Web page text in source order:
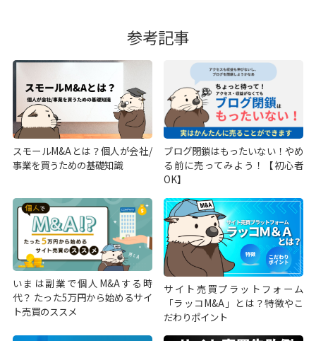
参考記事
スモールM&Aとは？個人が会社/
事業を買うための基礎知識
ブログ閉鎖はもったいない！やめ
る前に売ってみよう！【初心者
OK】
いまは副業で個人M&Aする時
代？ たった5万円から始めるサイ
ト売買のススメ
サイト売買プラットフォーム
「ラッコM&A」とは？特徴やこ
だわりポイント